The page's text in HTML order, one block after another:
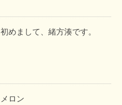
初めまして、緒方湊です。
メロン